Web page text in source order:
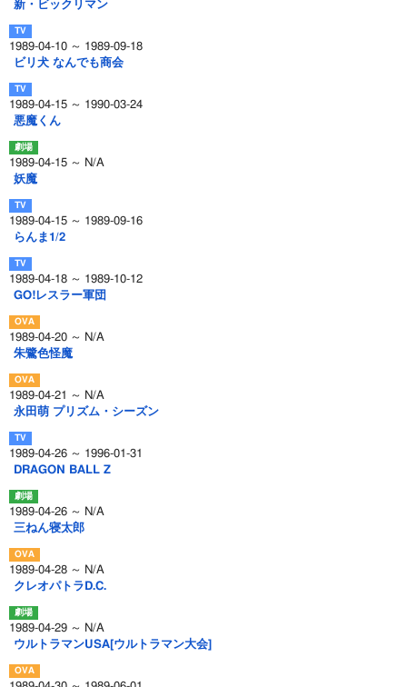
新・ビックリマン
1989-04-10 ～ 1989-09-18
ビリ犬 なんでも商会
1989-04-15 ～ 1990-03-24
悪魔くん
1989-04-15 ～ N/A
妖魔
1989-04-15 ～ 1989-09-16
らんま1/2
1989-04-18 ～ 1989-10-12
GO!レスラー軍団
1989-04-20 ～ N/A
朱鷺色怪魔
1989-04-21 ～ N/A
永田萌 プリズム・シーズン
1989-04-26 ～ 1996-01-31
DRAGON BALL Z
1989-04-26 ～ N/A
三ねん寝太郎
1989-04-28 ～ N/A
クレオパトラD.C.
1989-04-29 ～ N/A
ウルトラマンUSA[ウルトラマン大会]